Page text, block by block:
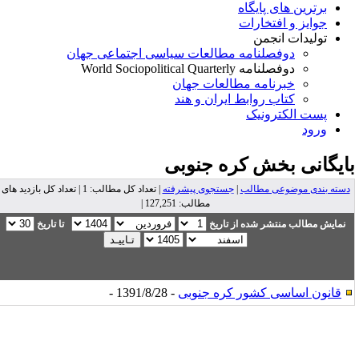
برترین های پایگاه
جوایز و افتخارات
تولیدات انجمن
دوفصلنامه مطالعات سیاسی اجتماعی جهان
دوفصلنامه World Sociopolitical Quarterly
خبرنامه مطالعات جهان
کتاب روابط ایران و هند
پست الکترونیک
ورود
بخشکره جنوبی
دسته بندی موضوعی مطالب|جستجوی پیشرفته
| تعداد کل مطالب: 1 | تعداد کل بازدید های
مطالب: 127,251 |
نمایش مطالب منتشر شده از تاریخ
تا تاریخ
قانون اساسی کشور کره جنوبی- 1391/8/28 -